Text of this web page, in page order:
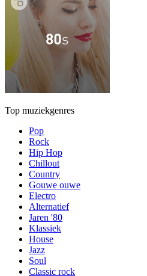
Top muziekgenres
Pop
Rock
Hip Hop
Chillout
Country
Gouwe ouwe
Electro
Alternatief
Jaren '80
Klassiek
House
Jazz
Soul
Classic rock